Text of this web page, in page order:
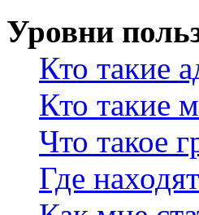
Уровни
Кто такие
Кто такие
Что такое
Где